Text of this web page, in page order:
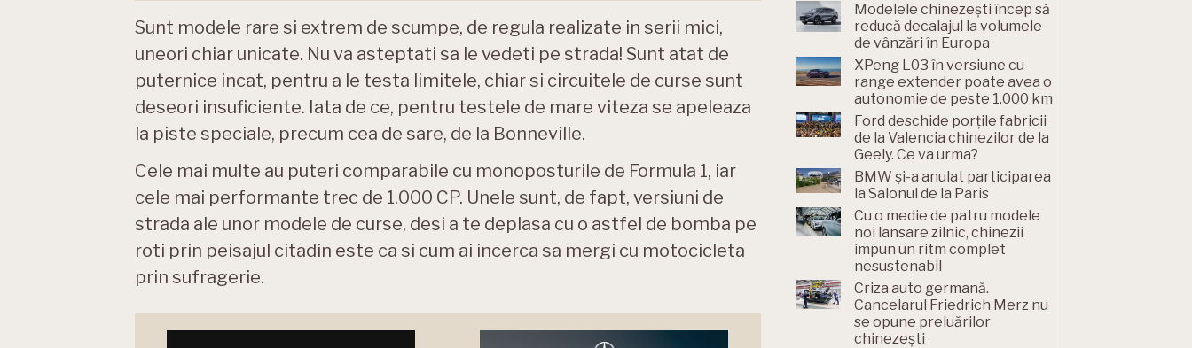
Sunt modele rare si extrem de scumpe, de regula realizate in serii mici,
uneori chiar unicate. Nu va asteptati sa le vedeti pe strada! Sunt atat de
puternice incat, pentru a le testa limitele, chiar si circuitele de curse sunt
deseori insuficiente. Iata de ce, pentru testele de mare viteza se apeleaza
la piste speciale, precum cea de sare, de la Bonneville.
Cele mai multe au puteri comparabile cu monoposturile de Formula 1, iar
cele mai performante trec de 1.000 CP. Unele sunt, de fapt, versiuni de
strada ale unor modele de curse, desi a te deplasa cu o astfel de bomba pe
roti prin peisajul citadin este ca si cum ai incerca sa mergi cu motocicleta
prin sufragerie.
Modelele chinezești încep să
reducă decalajul la volumele
de vânzări în Europa
XPeng L03 în versiune cu
range extender poate avea o
autonomie de peste 1.000 km
Ford deschide porțile fabricii
de la Valencia chinezilor de la
Geely. Ce va urma?
BMW și-a anulat participarea
la Salonul de la Paris
Cu o medie de patru modele
noi lansare zilnic, chinezii
impun un ritm complet
nesustenabil
Criza auto germană.
Cancelarul Friedrich Merz nu
se opune preluărilor
chinezești